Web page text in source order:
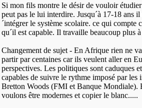
Si mon fils montre le désir de vouloir
peut pas le lui interdire. Jusqu´à 17-18 ans il
´intégrer le système scolaire. ce qui compte
qu´il est capable. Il travaille beaucoup plus
Changement de sujet - En Afrique rien ne
partir par centaines car ils veulent aller en
perspectives. Les politiques sont caduques
capables de suivre le rythme imposé par les
Bretton Woods (FMI et Banque Mondiale).
voulons être modernes et copier le blanc.....